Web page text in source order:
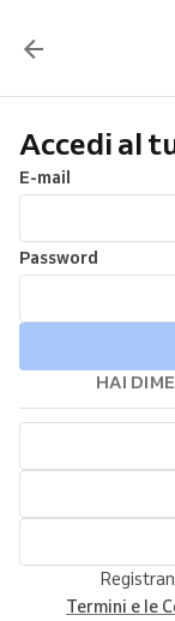
Accedi al
E-mail
Password
HAI
Termini e le